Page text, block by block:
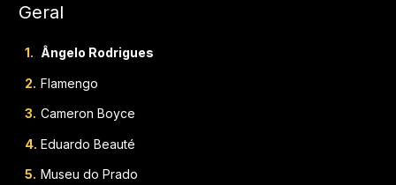
Geral
Ângelo Rodrigues
Flamengo
Cameron Boyce
Eduardo Beauté
Museu do Prado